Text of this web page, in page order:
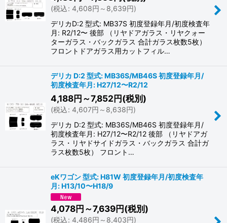
(税込: 4,608円 ～8,639円)
デリカD:2 型式: MB37S 初度登録年月/初度検査年
月: R2/12〜 後部 （リヤドアガラス・リヤクォー
ターガラス・バックガラス 合計ガラス枚数5枚）
フロントドアガラス用カットフィル…
デリカ D:2 型式: MB36S/MB46S 初度登録年月/
初度検査年月: H27/12〜R2/12
4,188円～7,852円(税別)
(税込: 4,607円 ～8,638円)
デリカ D:2 型式: MB36S/MB46S 初度登録年月/
初度検査年月: H27/12〜R2/12 後部 （リヤドアガ
ラス・リヤドサイドガラス・バックガラス 合計ガ
ラス枚数5枚） フロント…
eKワゴン 型式: H81W 初度登録年月/初度検査年
月: H13/10〜H18/9
4,078円～7,639円(税別)
(税込: 4,486円 ～8,403円)